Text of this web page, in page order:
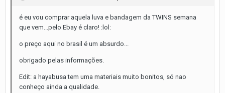
é eu vou comprar aquela luva e bandagem da TWINS semana
que vem...pelo Ebay é claro! :lol:
o preço aqui no brasil é um absurdo...
obrigado pelas informações.
Edit: a hayabusa tem uma materiais muito bonitos, só nao
conheço ainda a qualidade.